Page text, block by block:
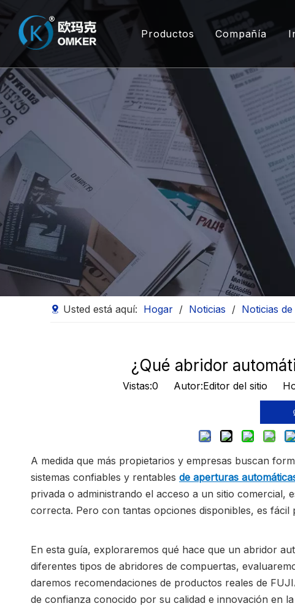
Productos Compañía
Usted está aquí: Hogar / Noticias / Noticias
¿Qué abridor
Vistas:0 Autor:Editor del sitio
A medida que más propietarios y empresas buscan
sistemas confiables y rentables de aperturas
privada o administrando el acceso a un sitio comercial,
correcta. Pero con tantas opciones disponibles, es
En esta guía, exploraremos qué hace que un abridor
diferentes tipos de abridores de compuertas,
daremos recomendaciones de productos reales de
de confianza conocido por su calidad e innovación en